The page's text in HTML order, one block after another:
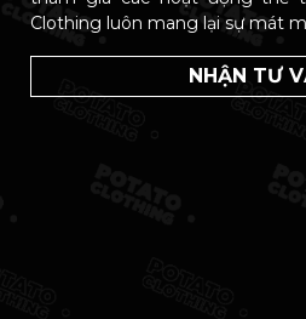
Clothing luôn mang lại sự mát
NHẬN TƯ